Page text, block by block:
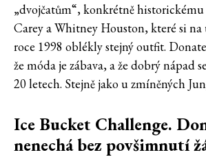
„dvojčatům“, konkrétně
Carey a Whitney Houston, které si
roce 1998 oblékly stejný outfit.
že móda je zábava, a že dobrý nápad
20 letech. Stejně jako u zmíněných
Ice Bucket Challenge.
nenechá bez povšimnutí